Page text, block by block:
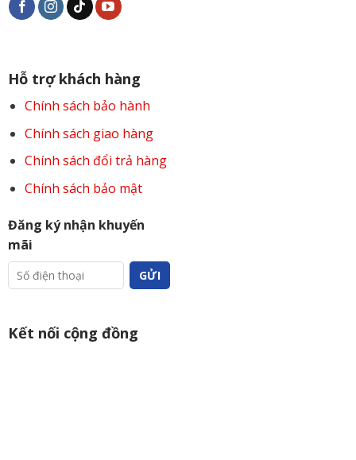
Hỗ trợ khách hàng
Chính sách bảo hành
Chính sách giao hàng
Chính sách đổi trả hàng
Chính sách bảo mật
Đăng ký nhận khuyến
mãi
Kết nối cộng đồng